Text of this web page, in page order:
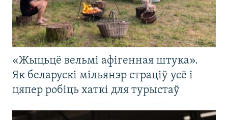
«Жыцьцё вельмі афігенная штука».
Як беларускі мільянэр страціў усё і
цяпер робіць хаткі для турыстаў